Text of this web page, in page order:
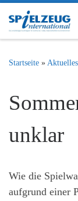
Zum Inhalt
Startseite » Aktuelles
unklar
Wie die
aufgrund einer